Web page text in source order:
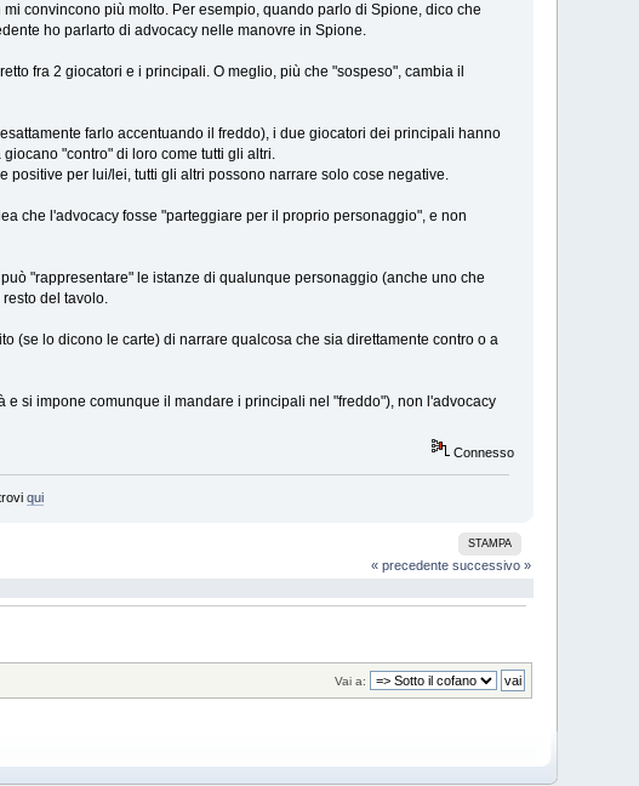
convincono più molto. Per esempio, quando parlo di Spione, dico che
ho parlarto di advocacy nelle manovre in Spione.
fra 2 giocatori e i principali. O meglio, più che "sospeso", cambia il
farlo accentuando il freddo), i due giocatori dei principali hanno
"contro" di loro come tutti gli altri.
per lui/lei, tutti gli altri possono narrare solo cose negative.
che l'advocacy fosse "parteggiare per il proprio personaggio", e non
"rappresentare" le istanze di qualunque personaggio (anche uno che
del tavolo.
(se lo dicono le carte) di narrare qualcosa che sia direttamente contro o a
si impone comunque il mandare i principali nel "freddo"), non l'advocacy
Connesso
qui
STAMPA
« precedente successivo »
Vai a: